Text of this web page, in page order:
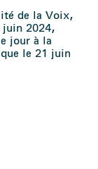
de la Voix,
juin 2024,
jour à la
le 21 juin